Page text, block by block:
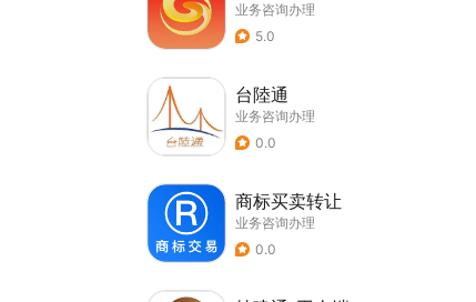
业务咨询办理
5.0
台陸通
业务咨询办理
0.0
商标买卖转让
业务咨询办理
0.0